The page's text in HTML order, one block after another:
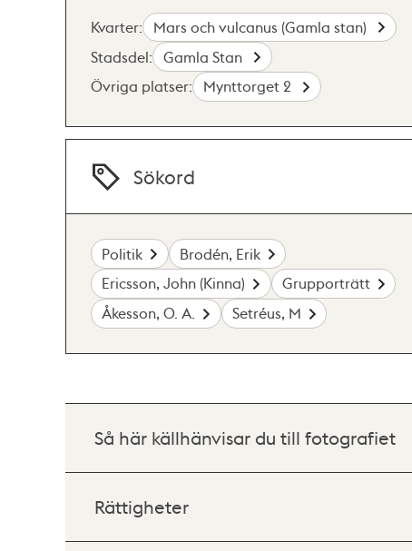
Kvarter:
Mars och vulcanus (Gamla stan)
Stadsdel:
Gamla Stan
Övriga platser:
Mynttorget 2
Sökord
Politik
Brodén, Erik
Ericsson, John (Kinna)
Grupporträtt
Åkesson, O. A.
Setréus, M
Så här källhänvisar du till fotografiet
Rättigheter